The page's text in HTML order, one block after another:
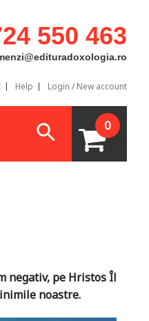
550 463
Help Login / New account
0
negativ, pe Hristos Îl
noastre.